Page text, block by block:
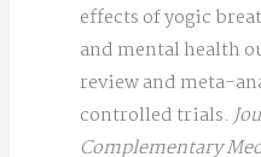
effects of yogic
and mental health
review and meta-
controlled trials.
Complementary